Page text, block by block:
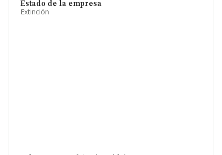
Estado de la empresa
Extinción